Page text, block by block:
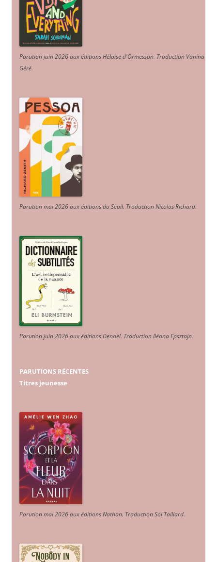
Parution juin 2026 aux éditions Héloïse d'Ormesson. Traduction Vanina
Géré.
Parution mai 2026 aux éditions du Seuil. Traduction Nicolas Richard.
Parution juin 2026 aux éditions Denoël. Traduction Iléana Epsztajn.
PARUTIONS RÉCENTES
Titres jeunesse
Parution mai 2026 aux éditions Nathan. Traduction Sol Taillard.